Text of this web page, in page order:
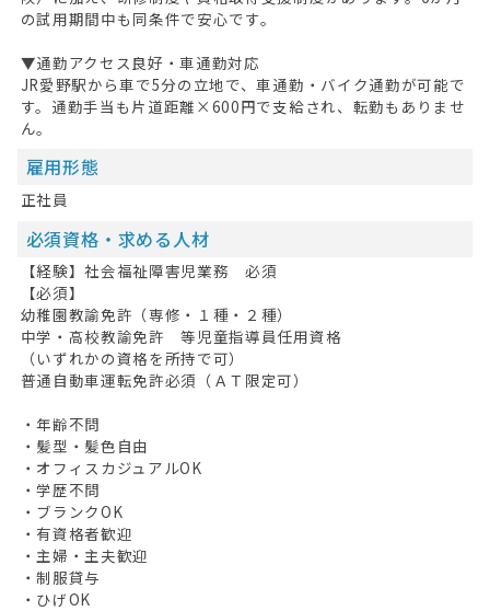
HOME
無料会員登録
ログイン
キープした求人 0
お問い合わせ
掲載希望の方へ
の試用期間中も同条件で安心です。
▼通勤アクセス良好・車通勤対応
JR愛野駅から車で5分の立地で、車通勤・バイク通勤が可能で
す。通勤手当も片道距離×600円で支給され、転勤もありませ
ん。
雇用形態
正社員
必須資格・求める人材
【経験】社会福祉障害児業務 必須
【必須】
幼稚園教諭免許（専修・１種・２種）
中学・高校教諭免許 等児童指導員任用資格
（いずれかの資格を所持で可）
普通自動車運転免許必須（ＡＴ限定可）
・年齢不問
・髪型・髪色自由
・オフィスカジュアルOK
・学歴不問
・ブランクOK
・有資格者歓迎
・主婦・主夫歓迎
・制服貸与
・ひげOK